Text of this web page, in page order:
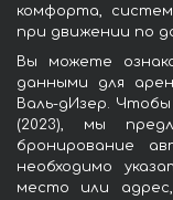
комфорта,
при движении по
Вы можете
данными для
Валь-дИзер.
(2023), мы
бронирование
необходимо
место или